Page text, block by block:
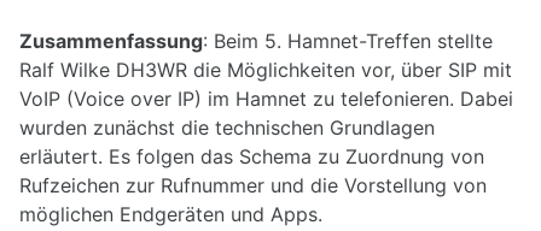
Zusammenfassung: Beim 5. Hamnet-Treffen stellte
Ralf Wilke DH3WR die Möglichkeiten vor, über SIP mit
VoIP (Voice over IP) im Hamnet zu telefonieren. Dabei
wurden zunächst die technischen Grundlagen
erläutert. Es folgen das Schema zu Zuordnung von
Rufzeichen zur Rufnummer und die Vorstellung von
möglichen Endgeräten und Apps.